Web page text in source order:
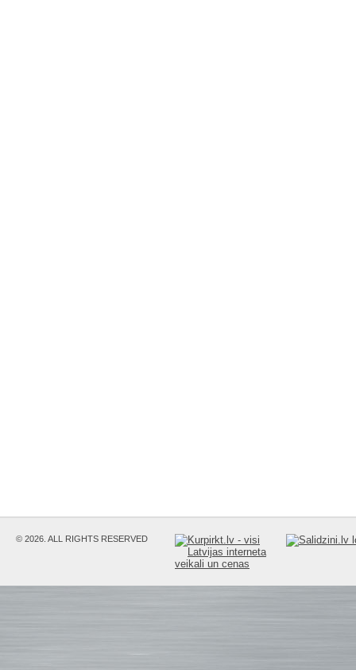
© 2026. ALL RIGHTS RESERVED